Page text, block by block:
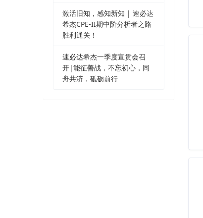
激活旧知，感知新知 | 速必达
希杰CPE-II期中阶分析者之路
胜利通关！
速必达希杰一季度宣贯会召
开|能征善战，不忘初心，同
舟共济，砥砺前行